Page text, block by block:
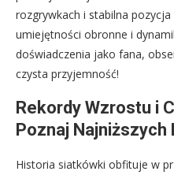
rozgrywkach i stabilna
umiejętności obronne i
doświadczenia jako fana,
czysta przyjemność!
Rekordy Wzrostu i
Poznaj
Historia siatkówki obfituje w